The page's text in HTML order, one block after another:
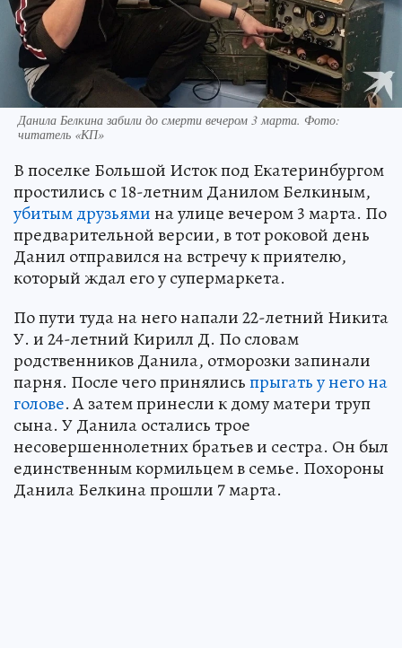
Данила Белкина забили до смерти вечером 3 марта. Фото:
читатель «КП»
В поселке Большой Исток под Екатеринбургом
простились с 18-летним Данилом Белкиным,
убитым друзьямина улице вечером 3 марта. По
предварительной версии, в тот роковой день
Данил отправился на встречу к приятелю,
который ждал его у супермаркета.
По пути туда на него напали 22-летний Никита
У. и 24-летний Кирилл Д. По словам
родственников Данила, отморозки запинали
парня. После чего принялисьпрыгать у него на
голове. А затем принесли к дому матери труп
сына. У Данила остались трое
несовершеннолетних братьев и сестра. Он был
единственным кормильцем в семье. Похороны
Данила Белкина прошли 7 марта.